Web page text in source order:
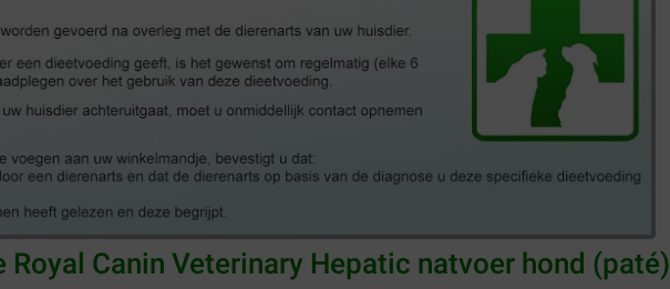
Canin Veterinary Hepatic natvoer hond (paté)